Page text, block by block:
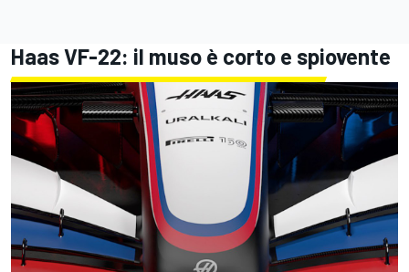
Haas VF-22: il muso è corto e spiovente